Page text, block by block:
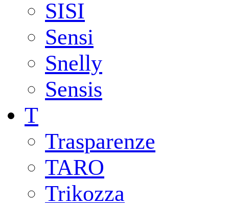
SISI
Sensi
Snelly
Sensis
T
Trasparenze
TARO
Trikozza